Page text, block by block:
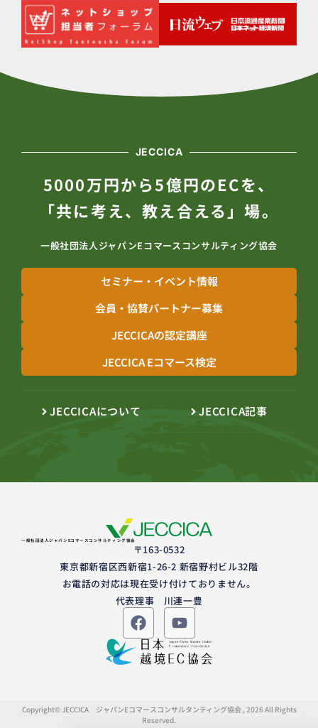
JECCICA
5000万円から5億円のECを、
「共に考え、教え合える」場。
一般社団法人ジャパンEコマースコンサルティング協会
セミナー・イベント情報
会員・協賛パートナー募集
JECCICAの認定講座
JECCICA Eコマース検定
JECCICAについて JECCICA記事
一般社団法人ジャパンEコマースコンサルティング協会
〒163-0532
東京都新宿区西新宿1-26-2 新宿野村ビル32階
お電話の対応は現在受け付けておりません。
代表理事 川連一豊
Copyright© JECCICA ジャパンEコマースコンサルタンティング協会 , 2026 All Rights
Reserved.